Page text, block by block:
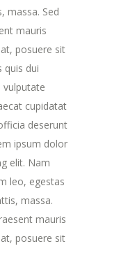
massa. Sed
mauris
posuere sit
quis dui
vulputate
cupidatat
deserunt
ipsum dolor
elit. Nam
leo, egestas
massa.
mauris
posuere sit